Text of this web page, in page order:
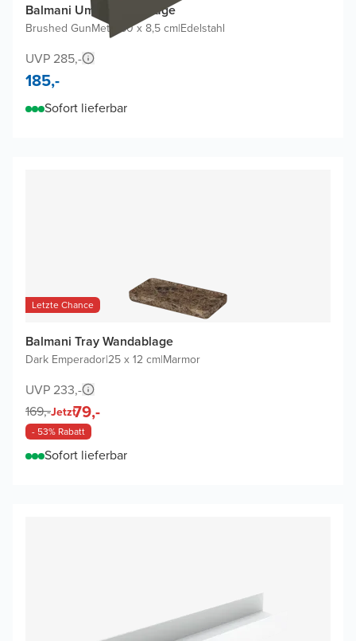
Balmani Uma Wandablage
Brushed GunMetal 60 x 8,5 cm|Edelstahl
UVP 285,-
185,-
Sofort lieferbar
Letzte Chance
Balmani Tray Wandablage
Dark Emperador|25 x 12 cm|Marmor
UVP 233,-
169,-Jetzt79,-
- 53% Rabatt
Sofort lieferbar